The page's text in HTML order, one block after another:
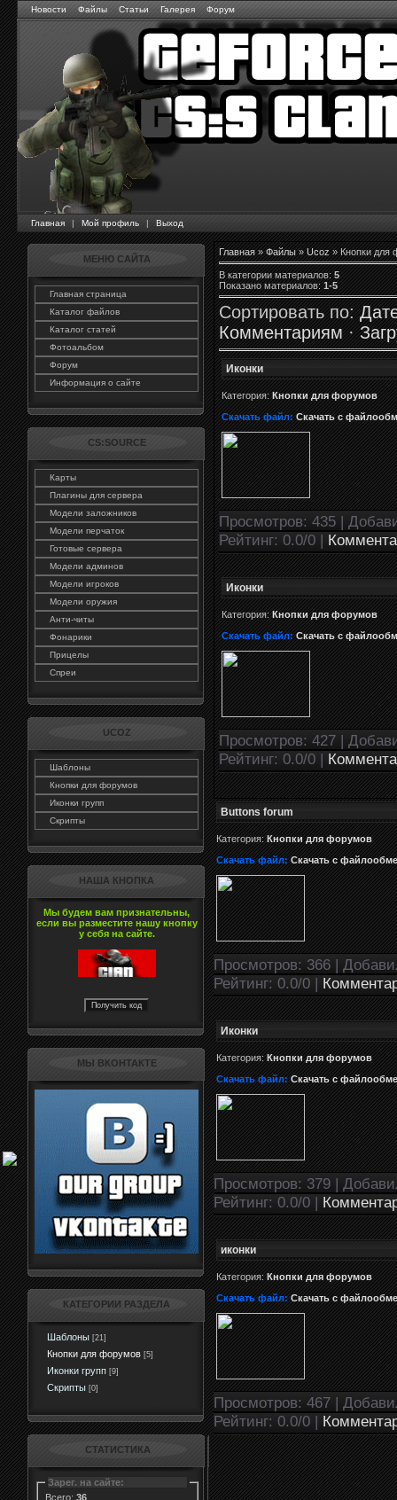
Новости Файлы Статьи Галерея Форум
Главная | Мой профиль | Выход
МЕНЮ САЙТА
Главная страница
Каталог файлов
Каталог статей
Фотоальбом
Форум
Информация о сайте
CS:SOURCE
Карты
Плагины для сервера
Модели заложников
Модели перчаток
Готовые сервера
Модели админов
Модели игроков
Модели оружия
Анти-читы
Фонарики
Прицелы
Спреи
UCOZ
Шаблоны
Кнопки для форумов
Иконки групп
Скрипты
НАША КНОПКА
Мы будем вам признательны,
если вы разместите нашу кнопку
у себя на сайте.
МЫ ВКОНТАКТЕ
КАТЕГОРИИ РАЗДЕЛА
Шаблоны [21]
Кнопки для форумов [5]
Иконки групп [9]
Скрипты [0]
СТАТИСТИКА
Зарег. на сайте:
Всего: 36
Главная»Файлы»Ucoz» Кнопки для
В категории материалов:5
Показано материалов:1-5
Сортировать по:
Комментариям·
Иконки
Категория:Кнопки для форумов
Скачать файл: Скачать с
Просмотров: 435 |
Рейтинг: 0.0/0 |
Иконки
Категория:Кнопки для форумов
Скачать файл: Скачать с
Просмотров: 427 |
Рейтинг: 0.0/0 |
Buttons forum
Категория:Кнопки для форумов
Скачать файл: Скачать с
Просмотров: 366 |
Рейтинг: 0.0/0 |
Иконки
Категория:Кнопки для форумов
Скачать файл: Скачать с
Просмотров: 379 |
Рейтинг: 0.0/0 |
иконки
Категория:Кнопки для форумов
Скачать файл: Скачать с
Просмотров: 467 |
Рейтинг: 0.0/0 |